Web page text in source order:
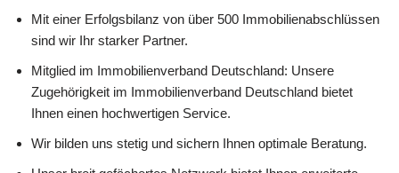
Mit einer Erfolgsbilanz von über 500 Immobilienabschlüssen
sind wir Ihr starker Partner.
Mitglied im Immobilienverband Deutschland: Unsere
Zugehörigkeit im Immobilienverband Deutschland bietet
Ihnen einen hochwertigen Service.
Wir bilden uns stetig und sichern Ihnen optimale Beratung.